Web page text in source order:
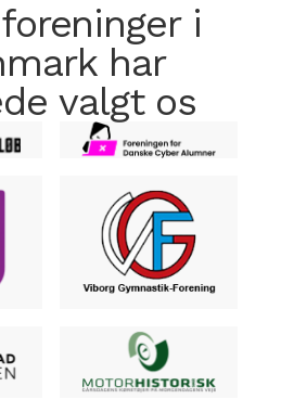
foreninger i
har
valgt os